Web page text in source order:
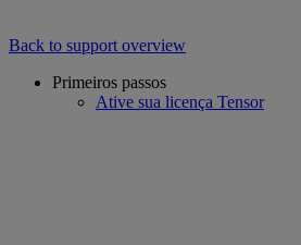
Back to support overview
Primeiros passos
Ative sua licença Tensor